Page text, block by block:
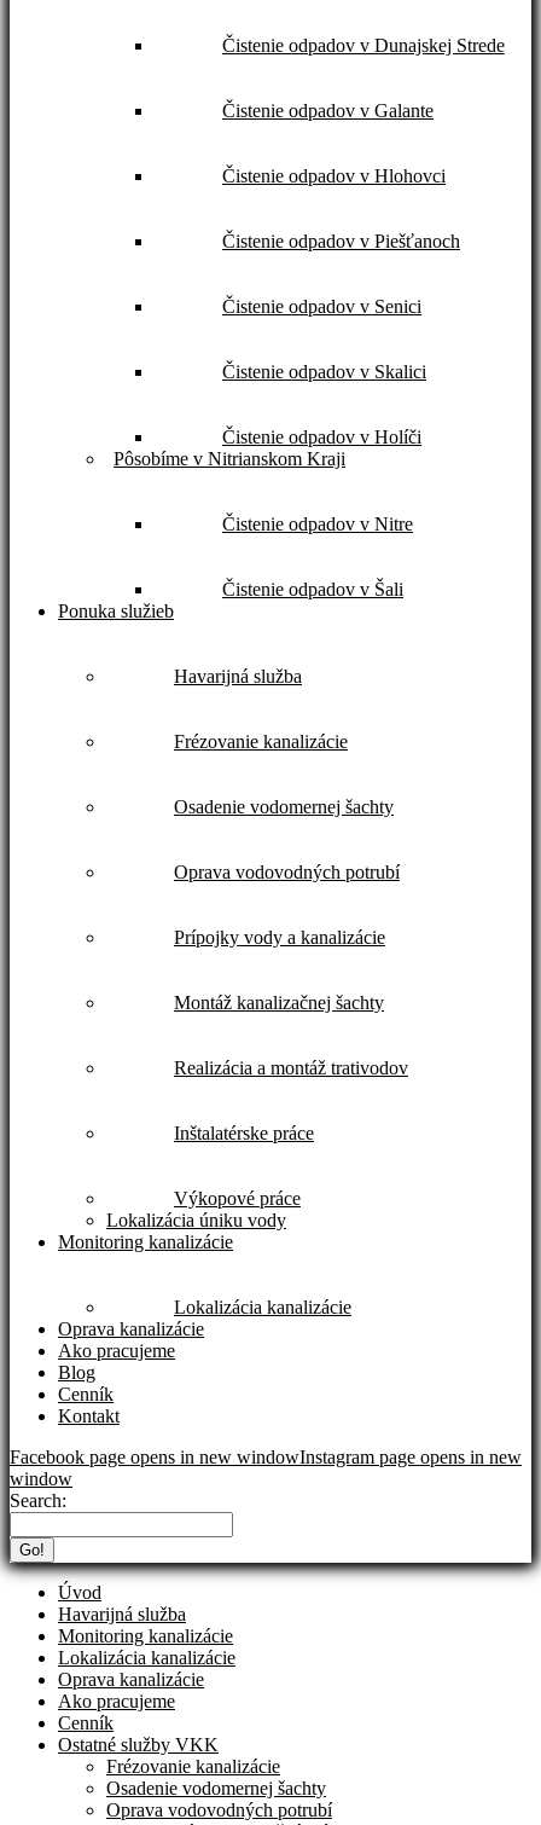
Čistenie odpadov v Dunajskej Strede
Čistenie odpadov v Galante
Čistenie odpadov v Hlohovci
Čistenie odpadov v Piešťanoch
Čistenie odpadov v Senici
Čistenie odpadov v Skalici
Čistenie odpadov v Holíči
Pôsobíme v Nitrianskom Kraji
Čistenie odpadov v Nitre
Čistenie odpadov v Šali
Ponuka služieb
Havarijná služba
Frézovanie kanalizácie
Osadenie vodomernej šachty
Oprava vodovodných potrubí
Prípojky vody a kanalizácie
Montáž kanalizačnej šachty
Realizácia a montáž trativodov
Inštalatérske práce
Výkopové práce
Lokalizácia úniku vody
Monitoring kanalizácie
Lokalizácia kanalizácie
Oprava kanalizácie
Ako pracujeme
Blog
Cenník
Kontakt
Facebook page opens in new windowInstagram page opens in new
window
Search:
Úvod
Havarijná služba
Monitoring kanalizácie
Lokalizácia kanalizácie
Oprava kanalizácie
Ako pracujeme
Cenník
Ostatné služby VKK
Frézovanie kanalizácie
Osadenie vodomernej šachty
Oprava vodovodných potrubí